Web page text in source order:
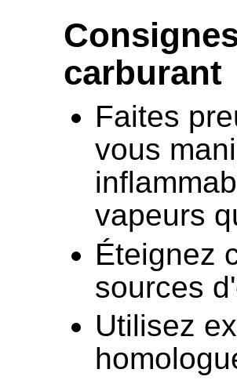
carburant
Faites
vous
vapeurs
Éteignez
sources
Utilisez